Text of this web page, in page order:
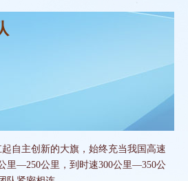
自主创新的大旗，始终充当我国高速
里—250公里，到时速300公里—350公